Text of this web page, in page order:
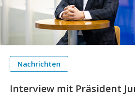
Nachrichten
Interview mit Präsident